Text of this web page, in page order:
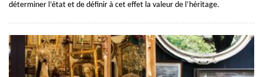
déterminer l’état et de définir à cet effet la valeur de l’héritage.